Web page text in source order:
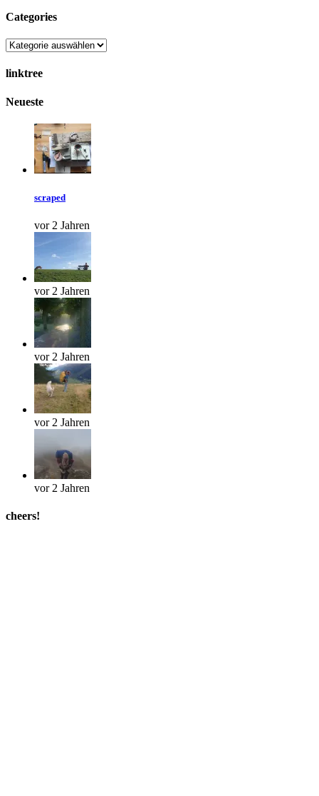
Categories
Categories
linktree
Neueste
scraped
vor 2 Jahren
vor 2 Jahren
vor 2 Jahren
vor 2 Jahren
vor 2 Jahren
cheers!